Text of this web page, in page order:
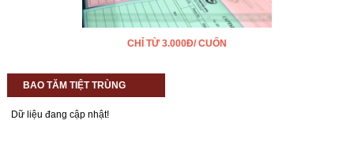
CHỈ TỪ 3.000Đ/ CUỐN
BAO TĂM TIỆT TRÙNG
Dữ liệu đang cập nhật!